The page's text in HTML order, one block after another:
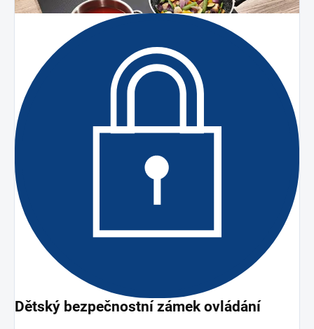
Dětský bezpečnostní zámek ovládání